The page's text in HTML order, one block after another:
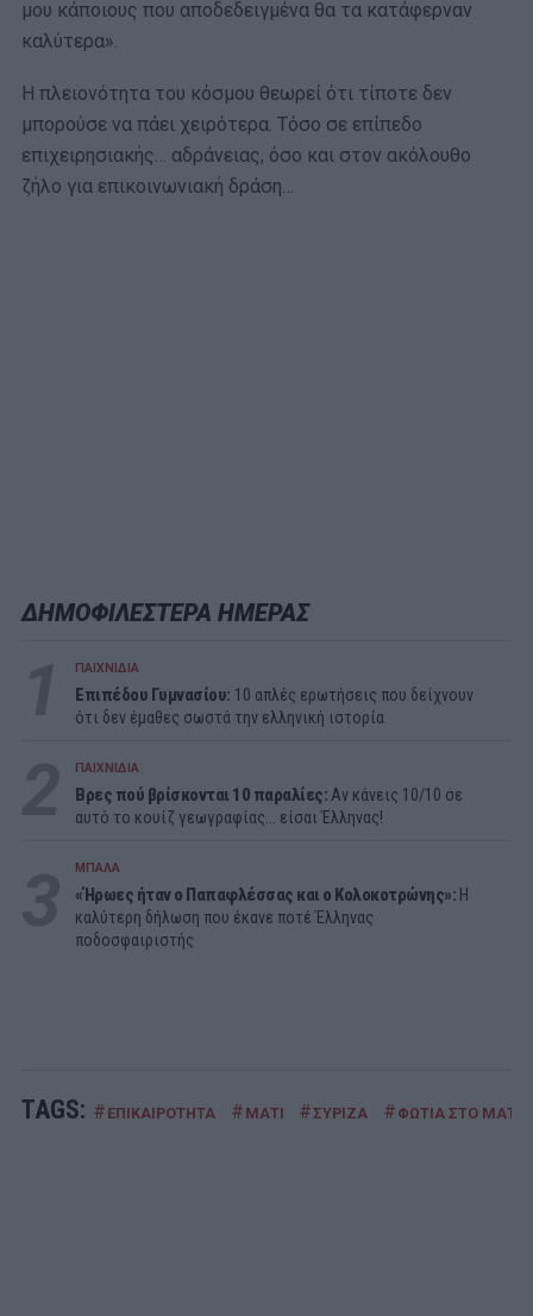
μου κάποιους που αποδεδειγμένα θα τα κατάφερναν
καλύτερα».
Η πλειονότητα του κόσμου θεωρεί ότι τίποτε δεν
μπορούσε να πάει χειρότερα. Τόσο σε επίπεδο
επιχειρησιακής… αδράνειας, όσο και στον ακόλουθο
ζήλο για επικοινωνιακή δράση…
ΔΗΜΟΦΙΛΕΣΤΕΡΑ ΗΜΕΡΑΣ
ΠΑΙΧΝΙΔΙΑ
Επιπέδου Γυμνασίου: 10 απλές ερωτήσεις που δείχνουν
ότι δεν έμαθες σωστά την ελληνική ιστορία
ΠΑΙΧΝΙΔΙΑ
Βρες πού βρίσκονται 10 παραλίες: Αν κάνεις 10/10 σε
αυτό το κουίζ γεωγραφίας... είσαι Έλληνας!
ΜΠΑΛΑ
«Ήρωες ήταν ο Παπαφλέσσας και ο Κολοκοτρώνης»: Η
καλύτερη δήλωση που έκανε ποτέ Έλληνας
ποδοσφαιριστής
TAGS: # ΕΠΙΚΑΙΡΟΤΗΤΑ # ΜΑΤΙ #ΣΥΡΙΖΑ # ΦΩΤΙΑ ΣΤΟ ΜΑΤΙ